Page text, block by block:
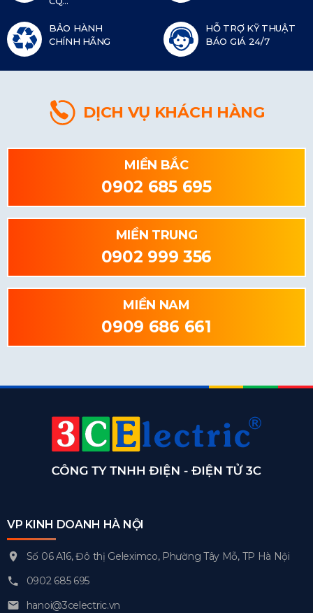
BẢO HÀNH
CHÍNH HÃNG
HỖ TRỢ KỸ THUẬT
BÁO GIÁ 24/7
DỊCH VỤ KHÁCH HÀNG
MIỀN BẮC
0902 685 695
MIỀN TRUNG
0902 999 356
MIỀN NAM
0909 686 661
VP KINH DOANH HÀ NỘI
Số 06 A16, Đô thị Geleximco, Phường Tây Mỗ, TP Hà Nội
0902 685 695
hanoi@3celectric.vn